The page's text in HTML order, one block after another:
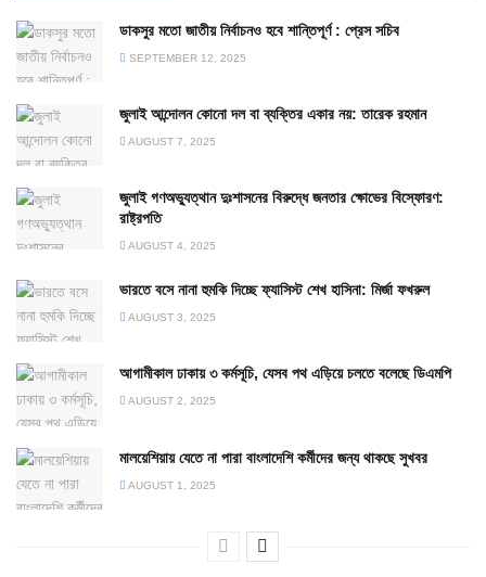
ডাকসুর মতো জাতীয় নির্বাচনও হবে শান্তিপূর্ণ : প্রেস সচিব
SEPTEMBER 12, 2025
জুলাই আন্দোলন কোনো দল বা ব্যক্তির একার নয়: তারেক রহমান
AUGUST 7, 2025
জুলাই গণঅভ্যুত্থান দুঃশাসনের বিরুদ্ধে জনতার ক্ষোভের বিস্ফোরণ:
রাষ্ট্রপতি
AUGUST 4, 2025
ভারতে বসে নানা হুমকি দিচ্ছে ফ্যাসিস্ট শেখ হাসিনা: মির্জা ফখরুল
AUGUST 3, 2025
আগামীকাল ঢাকায় ৩ কর্মসূচি, যেসব পথ এড়িয়ে চলতে বলেছে ডিএমপি
AUGUST 2, 2025
মালয়েশিয়ায় যেতে না পারা বাংলাদেশি কর্মীদের জন্য থাকছে সুখবর
AUGUST 1, 2025